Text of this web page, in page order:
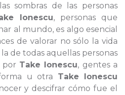
sombras de las personas
Ionescu, personas que
al mundo, es algo esencial
de valorar no sólo la vida
la de todas aquellas personas
por Take Ionescu, gentes a
u otra Take Ionescu
y descifrar cómo fue el